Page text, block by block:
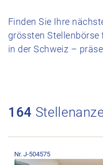
Finden Sie Ihre
grössten
in der Schweiz –
164
Nr. J-504575